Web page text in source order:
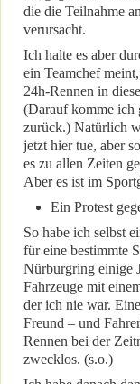
die die Teilnahme
verursacht.
Ich halte es aber
ein Teamchef
24h-Rennen in
(Darauf komme ich
zurück.) Natürlich
jetzt hier tue, aber
es zu allen Zeiten
Aber es ist im
Ein Protest
So habe ich selbst
für eine bestimmte
Nürburgring einige
Fahrzeuge mit
der ich nie war.
Freund – und
Rennen bei der
zwecklos. (s.o.)